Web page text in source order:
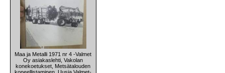
Maa ja Metalli 1971 nr 4 -Valmet
Oy asiakaslehti, Vakolan
konekoetukset, Metsätalouden